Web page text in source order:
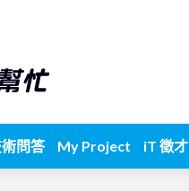
問答 My Project iT 徵才